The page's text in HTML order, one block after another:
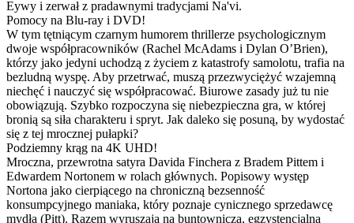
Eywy i zerwał z pradawnymi tradycjami Na'vi.
Pomocy na Blu-ray i DVD!
W tym tętniącym czarnym humorem thrillerze psychologicznym
dwoje współpracowników (Rachel McAdams i Dylan O’Brien),
którzy jako jedyni uchodzą z życiem z katastrofy samolotu, trafia na
bezludną wyspę. Aby przetrwać, muszą przezwyciężyć wzajemną
niechęć i nauczyć się współpracować. Biurowe zasady już tu nie
obowiązują. Szybko rozpoczyna się niebezpieczna gra, w której
bronią są siła charakteru i spryt. Jak daleko się posuną, by wydostać
się z tej mrocznej pułapki?
Podziemny krąg na 4K UHD!
Mroczna, przewrotna satyra Davida Finchera z Bradem Pittem i
Edwardem Nortonem w rolach głównych. Popisowy występ
Nortona jako cierpiącego na chroniczną bezsenność
konsumpcyjnego maniaka, który poznaje cynicznego sprzedawcę
mydła (Pitt). Razem wyruszają na buntowniczą, egzystencjalną